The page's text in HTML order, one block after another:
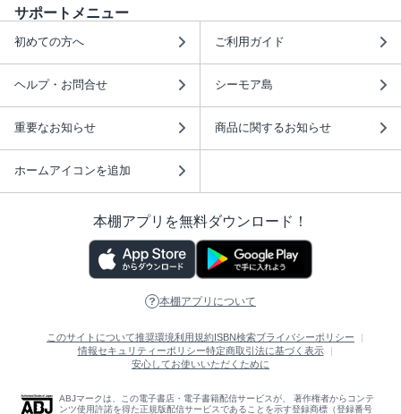
サポートメニュー
初めての方へ ご利用ガイド
ヘルプ・お問合せ シーモア島
重要なお知らせ 商品に関するお知らせ
ホームアイコンを追加
本棚アプリを無料ダウンロード！
本棚アプリについて
このサイトについて推奨環境利用規約ISBN検索プライバシーポリシー
情報セキュリティーポリシー特定商取引法に基づく表示
安心してお使いいただくために
ABJマークは、この電子書店・電子書籍配信サービスが、 著作権者からコンテ
ンツ使用許諾を得た正規版配信サービスであることを示す登録商標（登録番号